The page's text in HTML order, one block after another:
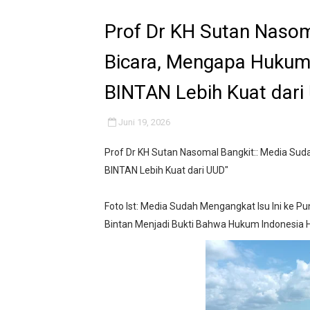
Kondisi SMPN 2 Sungai
Anggaran Langganan
Kado Proklamasi 1945 -
IMO-Indonesia Hadiri
Kepala KSP Jenderal
Hebat! Ada Jalan Tol
Ketika Praperadilan
Prof DR Sutan Nasomal :
KKN Kelompok 13 UNMA
Prof Dr KH Sutan
Bicara, Mengapa
BINTAN Lebih Kuat dari
Juni 19, 2026
Prof Dr KH Sutan Nasomal Bangkit:: Media
BINTAN Lebih Kuat dari UUD"
Foto Ist: Media Sudah Mengangkat Isu Ini ke
Bintan Menjadi Bukti Bahwa Hukum Indonesia